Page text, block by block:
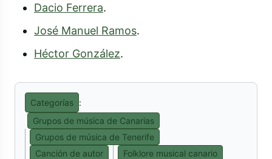
Dacio Ferrera.
José Manuel Ramos.
Héctor González.
Categorías :
Grupos de música de Canarias
Grupos de música de Tenerife
Canción de autor
Folklore musical canario